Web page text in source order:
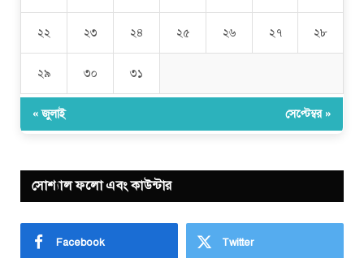
২২ ২৩ ২৪ ২৫ ২৬ ২৭ ২৮
২৯ ৩০ ৩১
« জুলাই সেপ্টেম্বর »
সোশ্যাল ফলো এবং কাউন্টার
Facebook Twitter